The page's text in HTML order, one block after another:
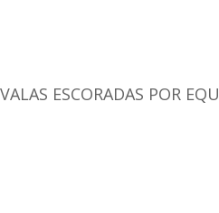
ESCORADAS POR